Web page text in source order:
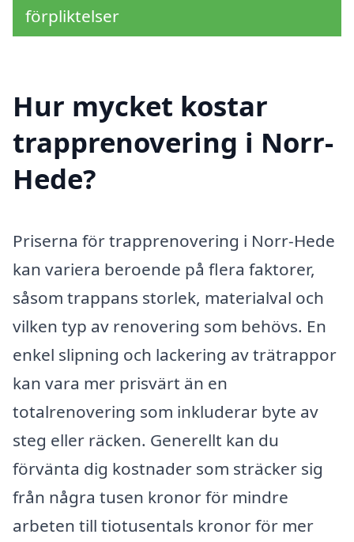
förpliktelser
Hur mycket kostar
trapprenovering i Norr-
Hede?
Priserna för trapprenovering i Norr-Hede
kan variera beroende på flera faktorer,
såsom trappans storlek, materialval och
vilken typ av renovering som behövs. En
enkel slipning och lackering av trätrappor
kan vara mer prisvärt än en
totalrenovering som inkluderar byte av
steg eller räcken. Generellt kan du
förvänta dig kostnader som sträcker sig
från några tusen kronor för mindre
arbeten till tiotusentals kronor för mer